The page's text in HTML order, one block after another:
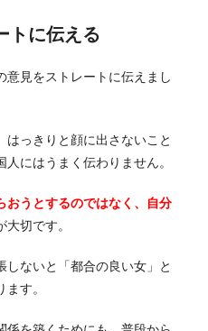
トに伝える
意見をストレートに伝えまし
はっきりと顔に出さないこと
にはうまく伝わりません。
おうとするのではなく、自分
大切です。
しないと「都合の良い女」と
す。